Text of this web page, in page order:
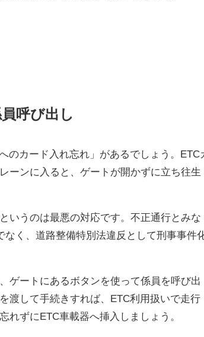
呼び出し
のカード入れ忘れ」があるでしょう。ETC
ーンに入ると、ゲートが開かずに立ち往生
いうのは最悪の対応です。不正通行とみな
く、道路整備特別法違反として刑事事件
ゲートにあるボタンを使って係員を呼び出
渡して手続きすれば、ETC利用扱いで走行
れずにETC車載器へ挿入しましょう。